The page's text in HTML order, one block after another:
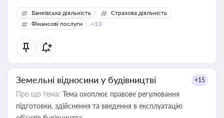
Банківська діяльність
Страхова діяльність
Фінансові послуги
+13
Земельні відносини у будівництві +15
Про що тема: Тема охоплює правове регулювання
підготовки, здійснення та введення в експлуатацію